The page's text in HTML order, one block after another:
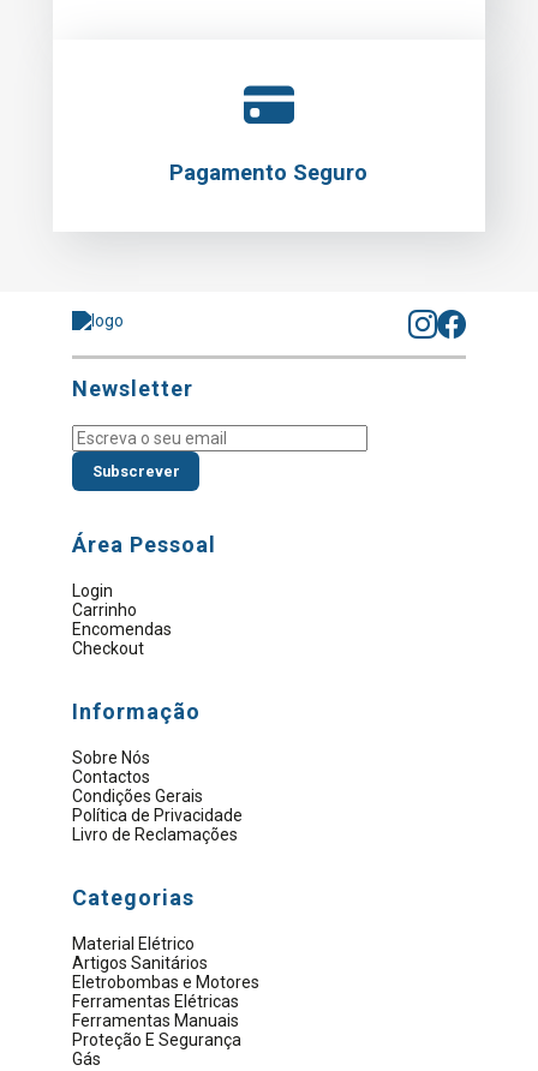
Pagamento Seguro
Newsletter
Subscrever
Área Pessoal
Login
Carrinho
Encomendas
Checkout
Informação
Sobre Nós
Contactos
Condições Gerais
Política de Privacidade
Livro de Reclamações
Categorias
Material Elétrico
Artigos Sanitários
Eletrobombas e Motores
Ferramentas Elétricas
Ferramentas Manuais
Proteção E Segurança
Gás